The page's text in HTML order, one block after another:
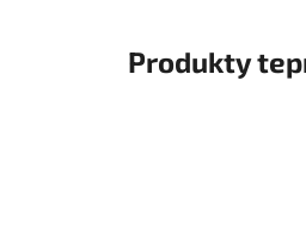
Produkty